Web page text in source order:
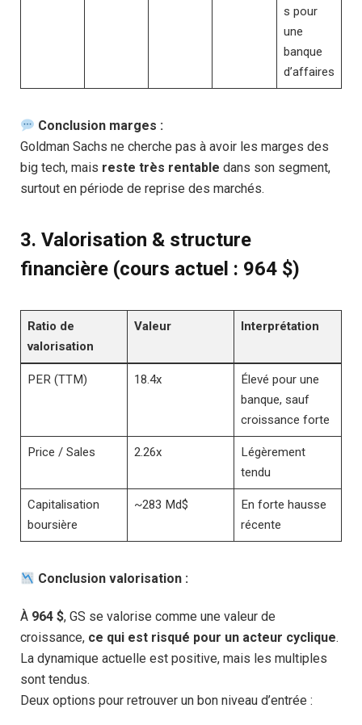
s pour
une
banque
d’affaires
Conclusion marges :
Goldman Sachs ne cherche pas à avoir les marges des
big tech, mais reste très rentable dans son segment,
surtout en période de reprise des marchés.
3. Valorisation & structure
financière (cours actuel : 964 $)
Ratio de
valorisation
Valeur Interprétation
PER (TTM) 18.4x
Élevé pour une
banque, sauf
croissance forte
Price / Sales 2.26x
Légèrement
tendu
Capitalisation
boursière
~283 Md$
En forte hausse
récente
Conclusion valorisation :
À 964 $, GS se valorise comme une valeur de
croissance, ce qui est risqué pour un acteur cyclique.
La dynamique actuelle est positive, mais les multiples
sont tendus.
Deux options pour retrouver un bon niveau d’entrée :